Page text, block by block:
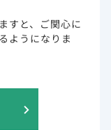
承認時評価資料］
4）： e158-e165,
より実施された。
的効果
と、 ご関心に
ようになりま